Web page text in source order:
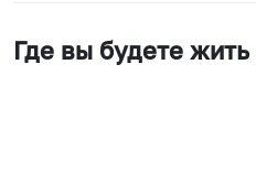
Где вы будете жить